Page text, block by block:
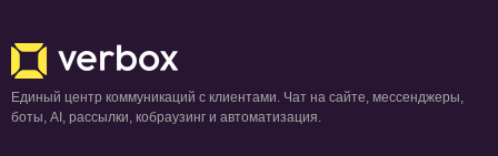
Единый центр коммуникаций с клиентами. Чат на сайте, мессенджеры,
боты, AI, рассылки, кобраузинг и автоматизация.